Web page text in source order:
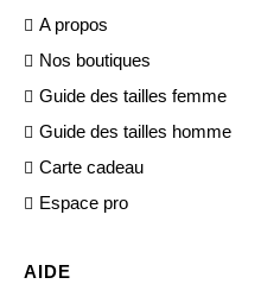
A propos
Nos boutiques
Guide des tailles femme
Guide des tailles homme
Carte cadeau
Espace pro
AIDE